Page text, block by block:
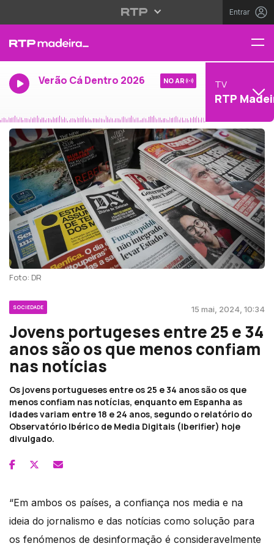
Entrar
Verão Cá Dentro 2026 NO AR TV
RTP
Foto: DR
SOCIEDADE 15 mai, 2024, 10:34
Jovens portugeses entre 25 e 34
anos são os que menos confiam
nas notícias
Os jovens portugueses entre os 25 e 34 anos são os que
menos confiam nas notícias, enquanto em Espanha as
idades variam entre 18 e 24 anos, segundo o relatório do
Observatório Ibérico de Media Digitais (Iberifier) hoje
divulgado.
“Em ambos os países, a confiança nos media e na
ideia do jornalismo e das notícias como solução para
os fenómenos de desinformação é consideravelmente